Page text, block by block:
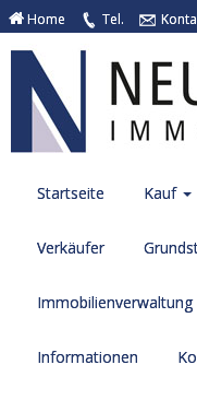
Home Tel.
Startseite Kauf
Verkäufer
Immobilienverwaltung
Informationen